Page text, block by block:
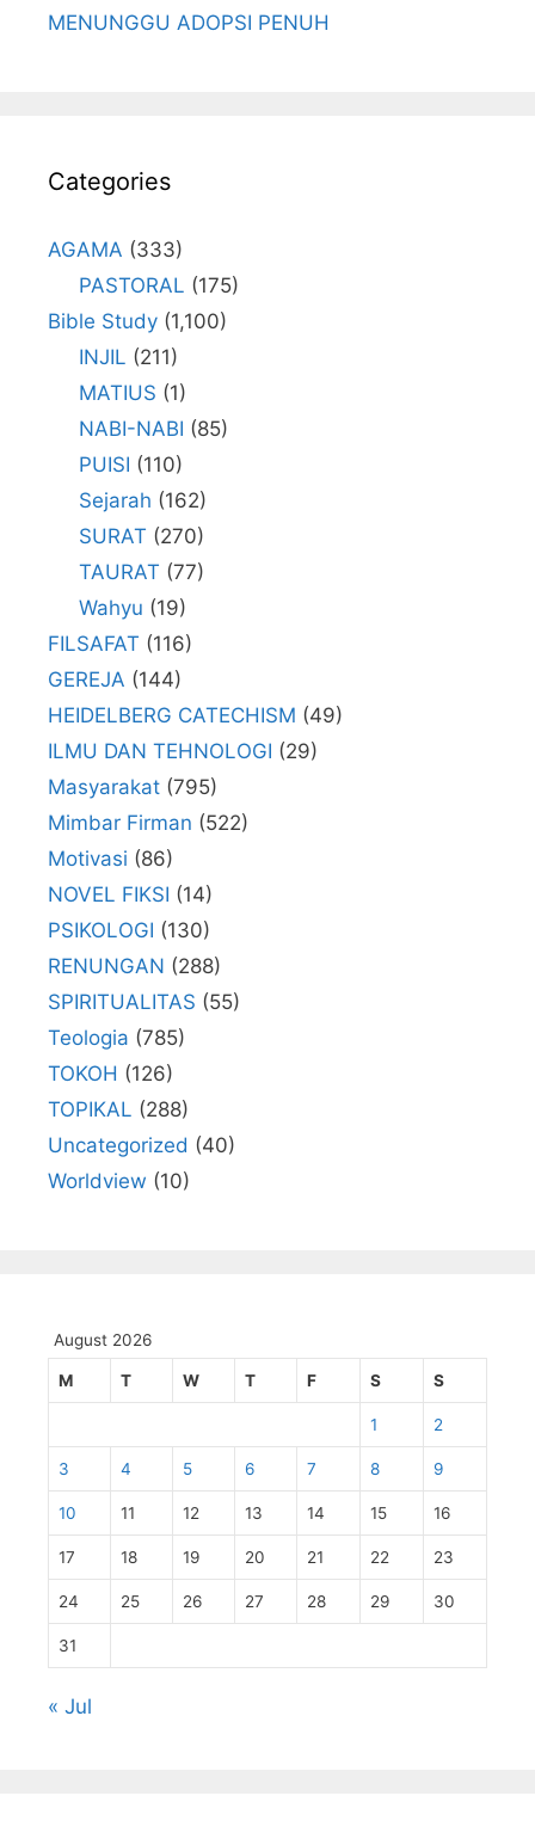
MENUNGGU ADOPSI PENUH
Categories
AGAMA (333)
PASTORAL (175)
Bible Study (1,100)
INJIL (211)
MATIUS (1)
NABI-NABI (85)
PUISI (110)
Sejarah (162)
SURAT (270)
TAURAT (77)
Wahyu (19)
FILSAFAT (116)
GEREJA (144)
HEIDELBERG CATECHISM (49)
ILMU DAN TEHNOLOGI (29)
Masyarakat (795)
Mimbar Firman (522)
Motivasi (86)
NOVEL FIKSI (14)
PSIKOLOGI (130)
RENUNGAN (288)
SPIRITUALITAS (55)
Teologia (785)
TOKOH (126)
TOPIKAL (288)
Uncategorized (40)
Worldview (10)
August 2026
M T W T F S S
1 2
3 4 5 6 7 8 9
10 11 12 13 14 15 16
17 18 19 20 21 22 23
24 25 26 27 28 29 30
31
« Jul